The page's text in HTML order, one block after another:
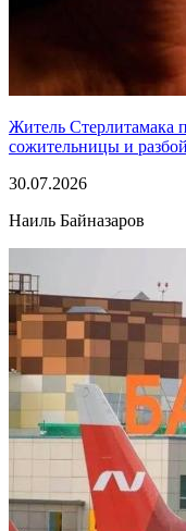
Житель Стерлитамака
сожительницы и разбой
30.07.2026
Наиль Байназаров